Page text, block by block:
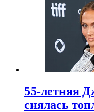
55-летняя
снялась